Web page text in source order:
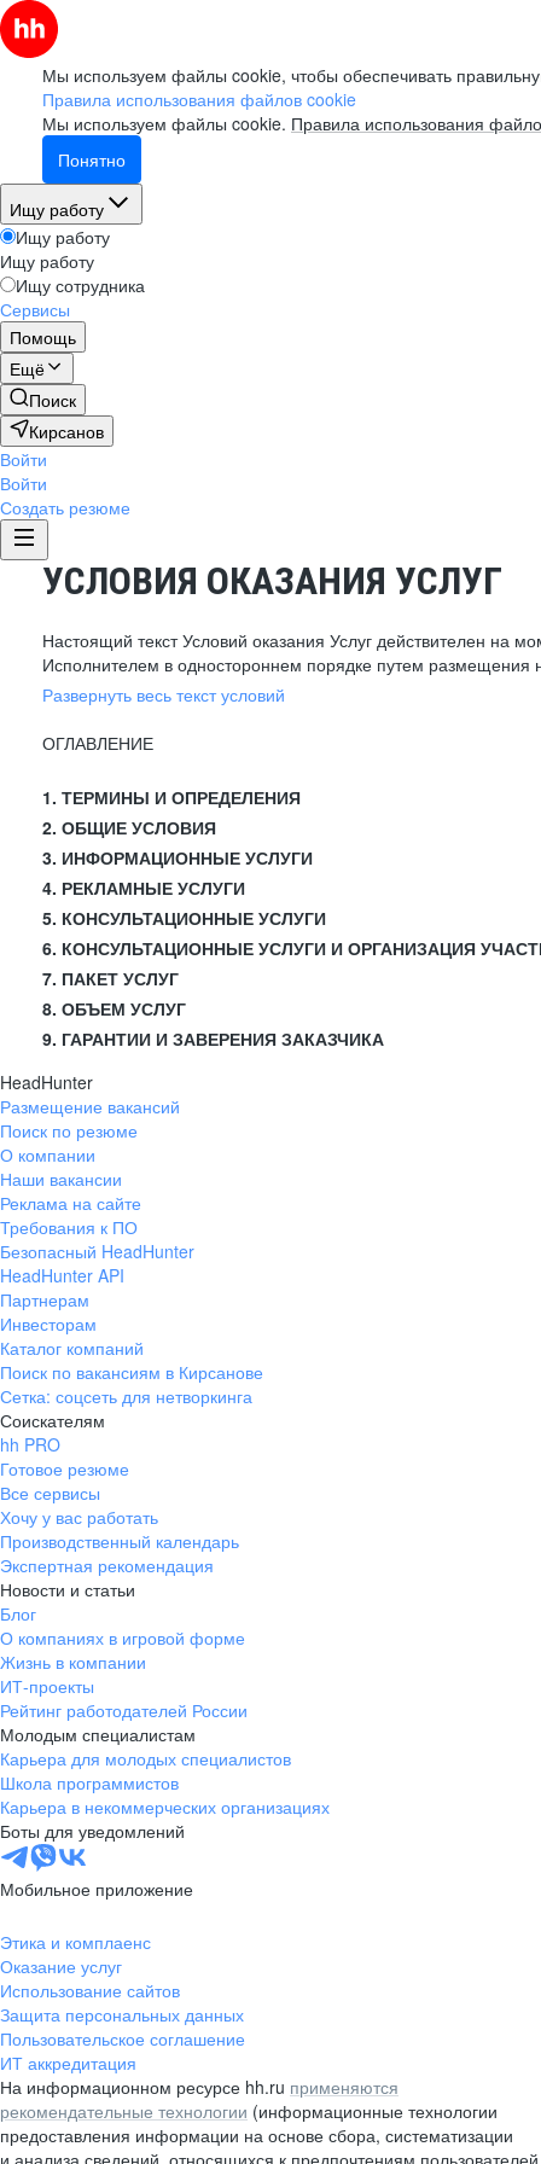
Мы используем файлы cookie, чтобы обеспечивать
Правила использования файлов cookie
Мы используем файлы cookie. Правила использования
Понятно
Ищу работу
Ищу работу
Ищу работу
Ищу сотрудника
Сервисы
Помощь
Ещё
Поиск
Кирсанов
Войти
Войти
Создать резюме
УСЛОВИЯ ОКАЗАНИЯ УСЛУГ
Настоящий текст Условий оказания Услуг действителен на
Исполнителем в одностороннем порядке путем размещения
Развернуть весь текст условий
ОГЛАВЛЕНИЕ
1. ТЕРМИНЫ И ОПРЕДЕЛЕНИЯ
2. ОБЩИЕ УСЛОВИЯ
3. ИНФОРМАЦИОННЫЕ УСЛУГИ
4. РЕКЛАМНЫЕ УСЛУГИ
5. КОНСУЛЬТАЦИОННЫЕ УСЛУГИ
6. КОНСУЛЬТАЦИОННЫЕ УСЛУГИ И ОРГАНИЗАЦИЯ
7. ПАКЕТ УСЛУГ
8. ОБЪЕМ УСЛУГ
9. ГАРАНТИИ И ЗАВЕРЕНИЯ ЗАКАЗЧИКА
HeadHunter
Размещение вакансий
Поиск по резюме
О компании
Наши вакансии
Реклама на сайте
Требования к ПО
Безопасный HeadHunter
HeadHunter API
Партнерам
Инвесторам
Каталог компаний
Поиск по вакансиям в Кирсанове
Сетка: соцсеть для нетворкинга
Соискателям
hh PRO
Готовое резюме
Все сервисы
Хочу у вас работать
Производственный календарь
Экспертная рекомендация
Новости и статьи
Блог
О компаниях в игровой форме
Жизнь в компании
ИТ-проекты
Рейтинг работодателей России
Молодым специалистам
Карьера для молодых специалистов
Школа программистов
Карьера в некоммерческих организациях
Боты для уведомлений
Мобильное приложение
Этика и комплаенс
Оказание услуг
Использование сайтов
Защита персональных данных
Пользовательское соглашение
ИТ аккредитация
На информационном ресурсе hh.ru применяются
рекомендательные технологии (информационные технологии
предоставления информации на основе сбора, систематизации
и анализа сведений, относящихся к предпочтениям пользователей